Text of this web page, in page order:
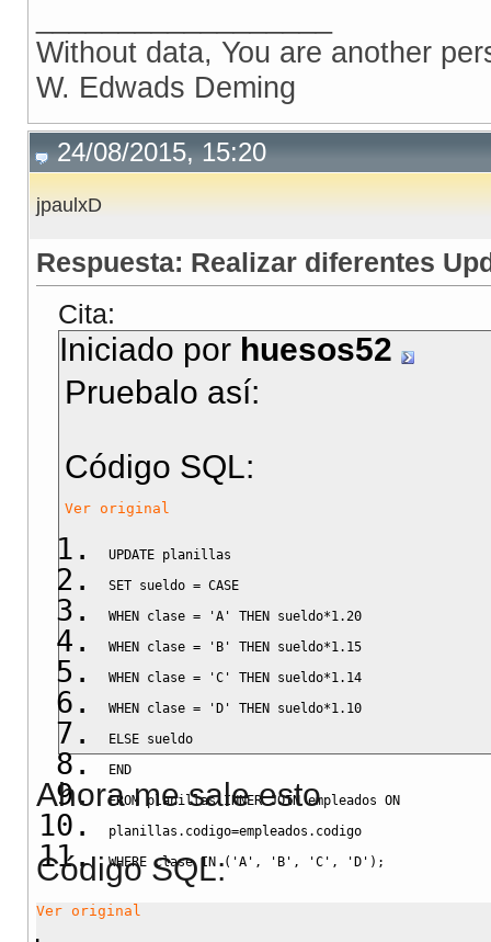
FROM planillas INNER JOIN empleados ON
planillas.codigo=empleados.codigo
Without data, You are another
W. Edwads Deming
24/08/2015, 15:20
jpaulxD
Respuesta: Realizar diferentes
Cita:
Iniciado por huesos52
Pruebalo así:
Código SQL:
Ver original
UPDATE planillas
SET sueldo = CASE
WHEN clase = 'A' THEN sueldo*1.20
WHEN clase = 'B' THEN sueldo*1.15
WHEN clase = 'C' THEN sueldo*1.14
WHEN clase = 'D' THEN sueldo*1.10
ELSE sueldo
END
FROM planillas INNER JOIN empleados ON
planillas . codigo=empleados . codigo
WHERE clase IN ( 'A' , 'B' , 'C' , 'D' ) ;
Ahora me sale esto
Código SQL:
Ver original